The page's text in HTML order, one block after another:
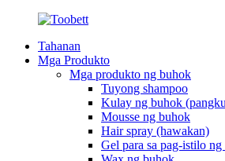
Tahanan
Mga Produkto
Mga produkto ng buhok
Tuyong shampoo
Kulay ng buhok
Mousse ng buhok
Hair spray (hawakan)
Gel para sa pag-istilo